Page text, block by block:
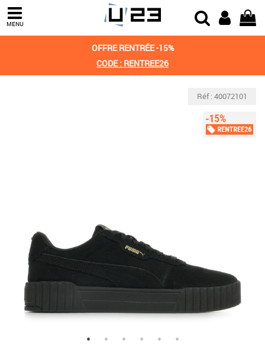
MENU
OFFRE RENTRÉE -15%
CODE : RENTREE26
Réf : 40072101